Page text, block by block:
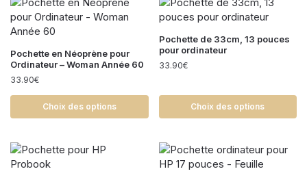
Pochette en Néoprène pour
Ordinateur – Woman Année 60
33.90€
Choix des options
Pochette de 33cm, 13 pouces
pour ordinateur
33.90€
Choix des options